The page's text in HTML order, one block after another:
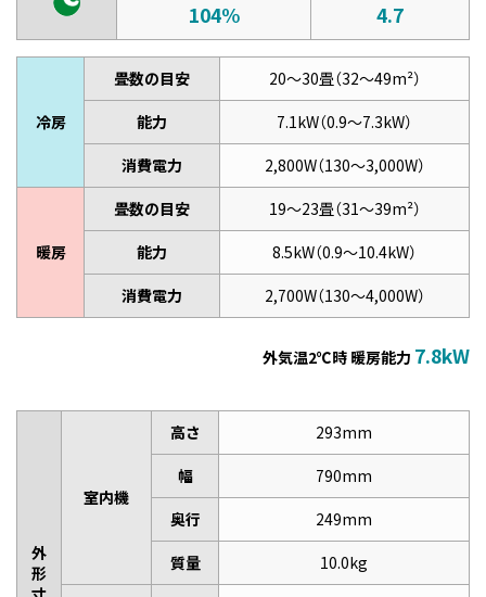
104% 4.7
冷房
畳数の目安
20～30畳（32～49m²）
能力
7.1kW（0.9～7.3kW）
消費電力
2,800W（130～3,000W）
暖房
畳数の目安
19～23畳（31～39m²）
能力
8.5kW（0.9～10.4kW）
消費電力
2,700W（130～4,000W）
外気温2℃時 暖房能力 7.8kW
外
形
室内機
高さ
293mm
幅
790mm
奥行
249mm
質量
10.0kg